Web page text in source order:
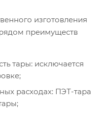
изготовления
преимуществ
тары: исключается
расходах: ПЭТ-тара